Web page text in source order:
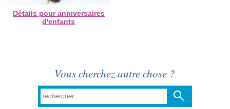
Détails pour anniversaires
d'enfants
Vous cherchez autre chose ?